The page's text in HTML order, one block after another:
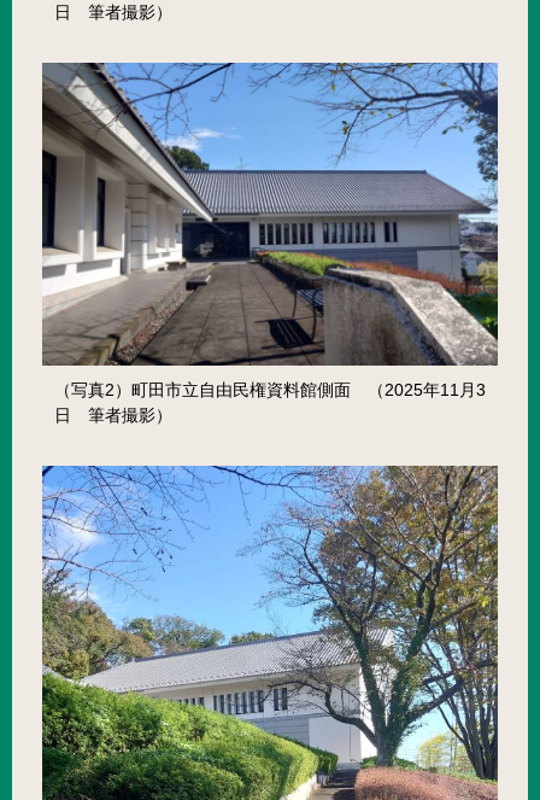
日 筆者撮影）
（写真2）町田市立自由民権資料館側面 （2025年11月3
日 筆者撮影）